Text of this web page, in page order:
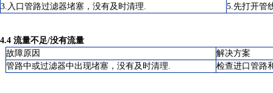
3.入口管路过滤器堵塞，没有及时清理.
5.先打开管
4.4 流量不足/没有流量
故障原因
解决方案
管路中或过滤器中出现堵塞，没有及时清理.
检查进口管路